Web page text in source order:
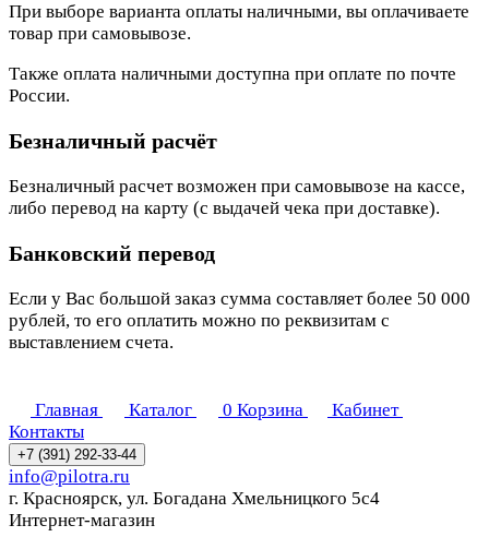
При выборе варианта оплаты наличными, вы оплачиваете
товар при самовывозе.
Также оплата наличными доступна при оплате по почте
России.
Безналичный расчёт
Безналичный расчет возможен при самовывозе на кассе,
либо перевод на карту (с выдачей чека при доставке).
Банковский перевод
Если у Вас большой заказ сумма составляет более 50 000
рублей, то его оплатить можно по реквизитам с
выставлением счета.
Главная Каталог 0 Корзина
Кабинет
Контакты
+7 (391) 292-33-44
info@pilotra.ru
г. Красноярск, ул. Богадана Хмельницкого 5с4
Интернет-магазин